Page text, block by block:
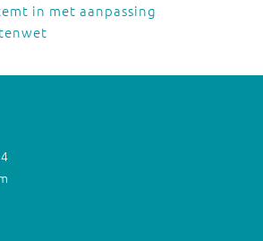
in met aanpassing